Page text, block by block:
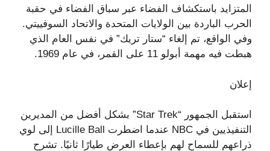
المتزايد باستكشاف الفضاء عبر سباق الفضاء في حقبة
الحرب الباردة بين الولايات المتحدة والاتحاد السوفييتي.
وفي الواقع، تم إلغاء “ستار تريك” في نفس العام الذي
هبطت فيه مهمة أبولو 11 على القمر، في عام 1969.
إعلان
استقبل الجمهور “Star Trek” بشكل أفضل من المديرين
التنفيذيين في NBC عندما اضطرت Lucille Ball إلى لوي
ذراعهم للسماح لهم بإعطاء العرض طيارًا ثانيًا. تشرح